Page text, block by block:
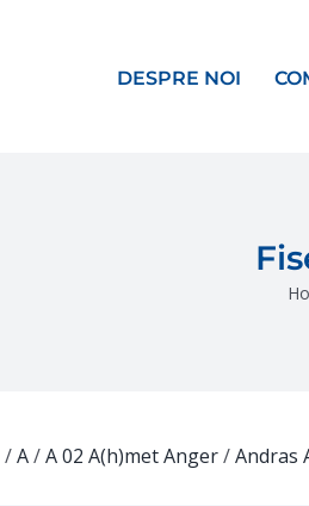
DESPRE NOI
/A/A 02 A(h)met Anger/Andras